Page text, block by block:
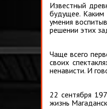
Известный
будущее. Каким
умения
решении этих
Чаще всего
своих
ненависти. И
22 сентября
жизнь